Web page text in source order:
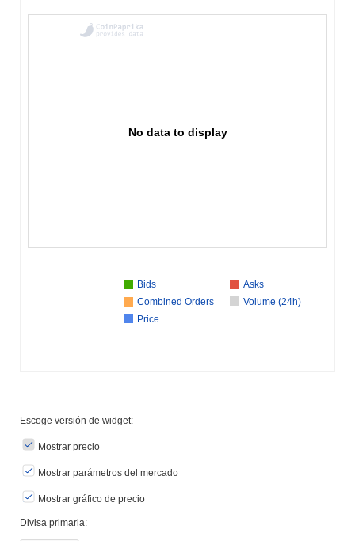
No data to display
Bids
Asks
Combined Orders
Volume (24h)
Price
Escoge versión de widget:
Mostrar precio
Mostrar parámetros del mercado
Mostrar gráfico de precio
Divisa primaria: